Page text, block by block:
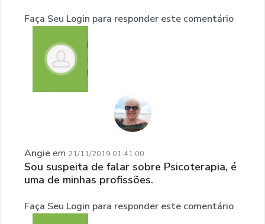
Faça Seu Login para responder este comentário
Faça
seu
login
Angieem 21/11/2019 01:41:00
Sou suspeita de falar sobre Psicoterapia, é
uma de minhas profissões.
Faça Seu Login para responder este comentário